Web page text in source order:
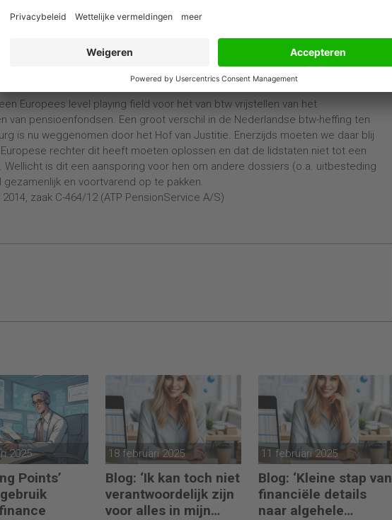
grote gevolgen voor de Staat.
vanaf 2015 geen beroep meer kunnen doen op de ‘btw
van het maximale opbouwpercentage te financieren. Als
kunnen doen op een andere btw-vrijstelling, namelijk die voor het beheer
valt ook een deel van de bekostiging van het pensioenakkoord weg.
Europees level playing field voor het van btw vrijstellen van het
van pensioenfondsen. Een groot verschil in de Nederlandse btw-heffing ten
is nu weggenomen door het Hof van Justitie. Enerzijds moeten we daar blij
rechter dit heeft moeten oplossen en dat de lidstaten niet tot een
is dit een aansporing voor hen om andere dossiers (o.a. uitbesteding
en voortvarend op te pakken.
zaak C-464/12 (ATP PensionService A/S)
2025
Points’
18 februari 2025
Blog: ‘Ik kan toch niet
verantwoordelijk zijn
voor alles in mijn
11 februari 2025
Blog: ‘Kleine stap van
financiële details
naar algehele